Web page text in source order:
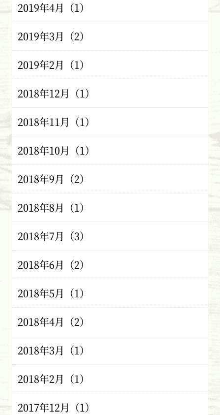
2019年4月（1）
2019年3月（2）
2019年2月（1）
2018年12月（1）
2018年11月（1）
2018年10月（1）
2018年9月（2）
2018年8月（1）
2018年7月（3）
2018年6月（2）
2018年5月（1）
2018年4月（2）
2018年3月（1）
2018年2月（1）
2017年12月（1）